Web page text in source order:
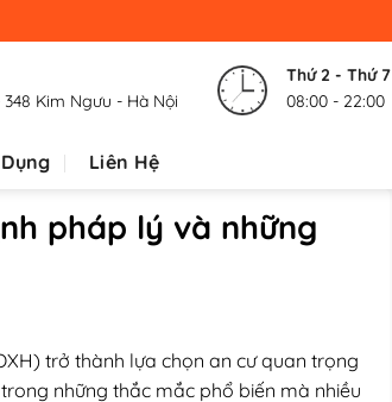
Kim Ngưu - Hà Nội
Thứ 2 - Thứ 7
08:00 - 22:00
Liên Hệ
pháp lý và những
trở thành lựa chọn an cư quan trọng
những thắc mắc phổ biến mà nhiều